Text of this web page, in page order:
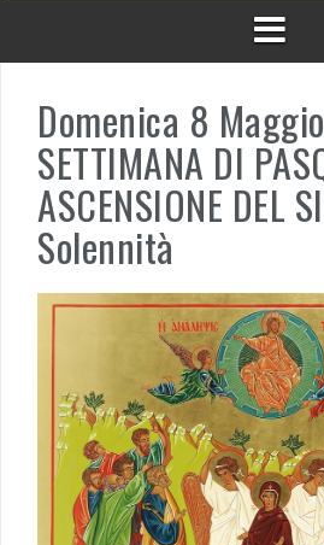
Domenica 8
SETTIMANA DI
ASCENSIONE DEL
Solennità